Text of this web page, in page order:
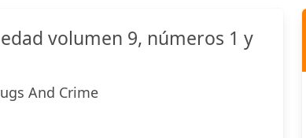
volumen 9, números 1 y
And Crime